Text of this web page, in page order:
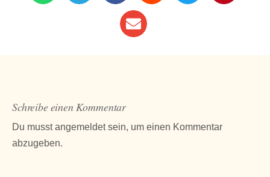
Schreibe einen Kommentar
Du musstangemeldetsein, um einen Kommentar
abzugeben.